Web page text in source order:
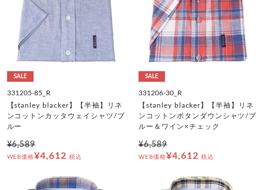
SALE
331205-85_R
【stanley blacker】【半袖】リネ
ンコットンカッタウェイシャツ/ブ
ルー
¥6,589
WEB価格¥4,612 税込
SALE
331206-30_R
【stanley blacker】【半袖】リネ
ンコットンボタンダウンシャツ/ブ
ルー＆ワイン×チェック
¥6,589
WEB価格¥4,612 税込